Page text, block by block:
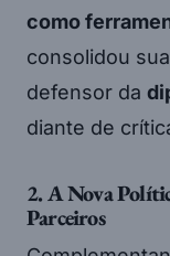
como
consolidou
defensor da
diante de
2. A Nova
Parceiros